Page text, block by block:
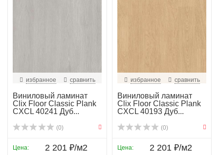
избранное сравнить
Виниловый ламинат
Clix Floor Classic Plank
CXCL 40241 Дуб...
(0)
Цена: 2 201 ₽/м2
избранное сравнить
Виниловый ламинат
Clix Floor Classic Plank
CXCL 40193 Дуб...
(0)
Цена: 2 201 ₽/м2